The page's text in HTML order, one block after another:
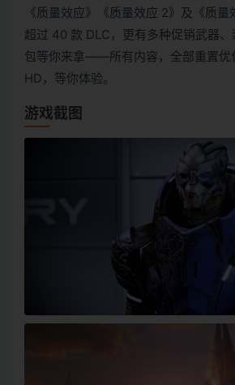
《质量效应》《质量效应 2》及《质量
超过 40 款 DLC，更有多种促销武器
包等你来拿——所有内容，全部重置优
HD，等你体验。
游戏截图